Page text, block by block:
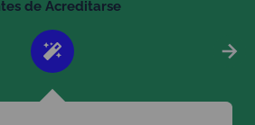
de Acreditarse